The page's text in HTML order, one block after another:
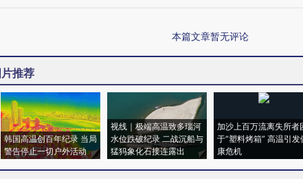
本篇文章暂无评论
片推荐
韩国高温创百年纪录 当局
警告停止一切户外活动
视线｜极端高温致多瑙河
水位跌破纪录 二战沉船与
猛犸象化石接连露出
加沙上百万流离失所者
于“塑料烤箱” 高温引发
康危机